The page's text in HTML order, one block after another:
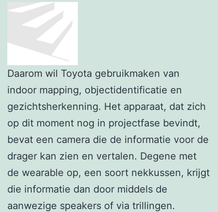
Daarom wil Toyota gebruikmaken van
indoor mapping, objectidentificatie en
gezichtsherkenning. Het apparaat, dat zich
op dit moment nog in projectfase bevindt,
bevat een camera die de informatie voor de
drager kan zien en vertalen. Degene met
de wearable op, een soort nekkussen, krijgt
die informatie dan door middels de
aanwezige speakers of via trillingen.